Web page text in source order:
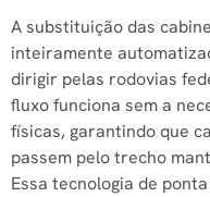
A substituição das
inteiramente
dirigir pelas rodovias
fluxo funciona sem a
físicas, garantindo que
passem pelo trecho
Essa tecnologia de